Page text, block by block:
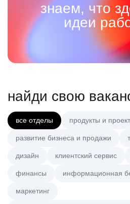
знаем, что
идеи
найди свою
все отделы продукты и
развитие бизнеса и продажи
дизайн клиентский сервис
финансы информационная
маркетинг